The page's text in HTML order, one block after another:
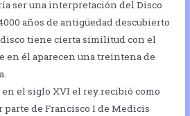
ser una interpretación del Disco
años de antigüedad descubierto
disco tiene cierta similitud con el
en él aparecen una treintena de
en el siglo XVI el rey recibió como
parte de Francisco I de Medicis